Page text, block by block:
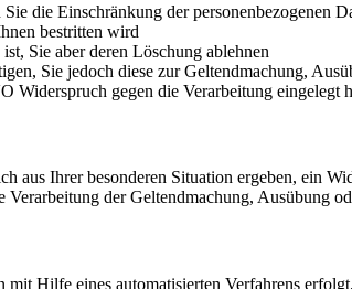
die Einschränkung der personenbezogenen
bestritten wird
Sie aber deren Löschung ablehnen
Sie jedoch diese zur Geltendmachung,
Widerspruch gegen die Verarbeitung eingelegt
aus Ihrer besonderen Situation ergeben, ein
Verarbeitung der Geltendmachung, Ausübung
mit Hilfe eines automatisierten Verfahrens